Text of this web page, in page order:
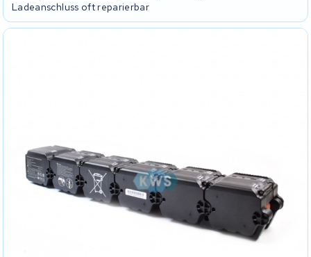
Ladeanschluss oft reparierbar